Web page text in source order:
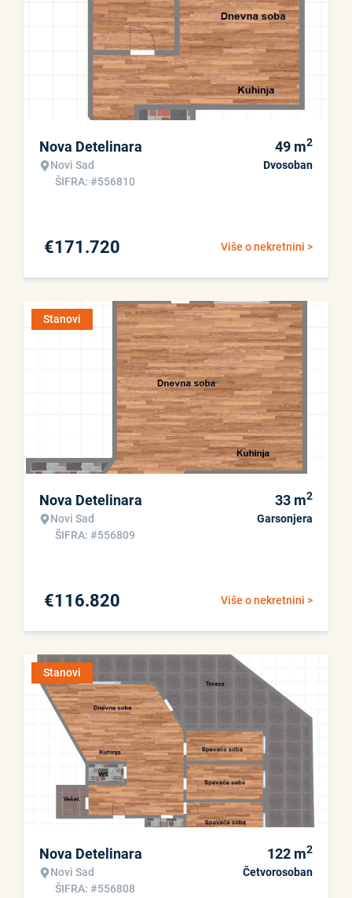
Nova Detelinara
Novi Sad
ŠIFRA: #556810
49 m2
Dvosoban
Više o nekretnini >
€171.720
Stanovi
Nova Detelinara
Novi Sad
ŠIFRA: #556809
33 m2
Garsonjera
Više o nekretnini >
€116.820
Stanovi
Nova Detelinara
Novi Sad
ŠIFRA: #556808
122 m2
Četvorosoban